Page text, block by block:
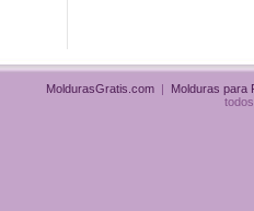
MoldurasGratis.com | Molduras